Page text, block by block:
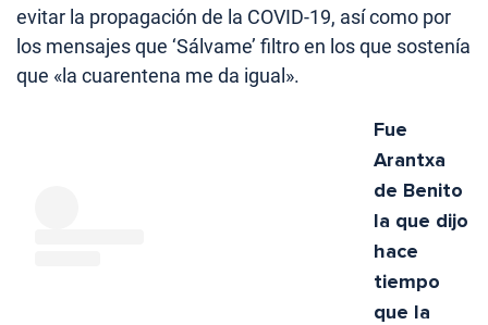
evitar la propagación de la COVID-19, así como por
los mensajes que ‘Sálvame’ filtro en los que sostenía
que «la cuarentena me da igual».
Fue
Arantxa
de Benito
la que dijo
hace
tiempo
que la